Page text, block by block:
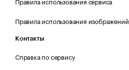
Правила использования изображений
Контакты
Справка по сервису